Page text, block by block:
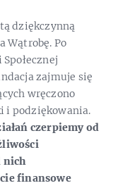
dziękczynną
Wątrobę. Po
zajmuje się
wręczono
i podziękowania.
czerpiemy od
nich
finansowe